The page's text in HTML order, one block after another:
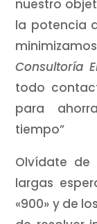
nuestro
la potencia
Consultoría
todo
para
tiempo”
Olvídate de
largas
«900» y de